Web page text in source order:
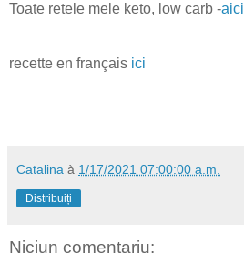
Toate retele mele keto, low carb -aici
recette en français ici
Catalina à 1/17/2021 07:00:00 a.m.
Distribuiți
Niciun comentariu: